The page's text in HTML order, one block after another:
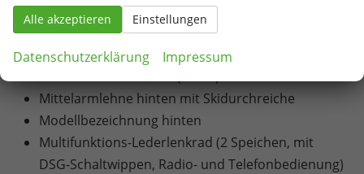
Make-up-Spiegel in der Beifahrersonnenblende
Manuelle Scheinwerferhöhenverstellung
Manuelle Kindersicherung (zweite Sitzreihe)
Mittelarmlehne hinten mit Skidurchreiche
Modellbezeichnung hinten
Multifunktions-Lederlenkrad (2 Speichen, mit
DSG-Schaltwippen, Radio- und Telefonbedienung)
Alle akzeptieren Einstellungen
Datenschutzerklärung Impressum